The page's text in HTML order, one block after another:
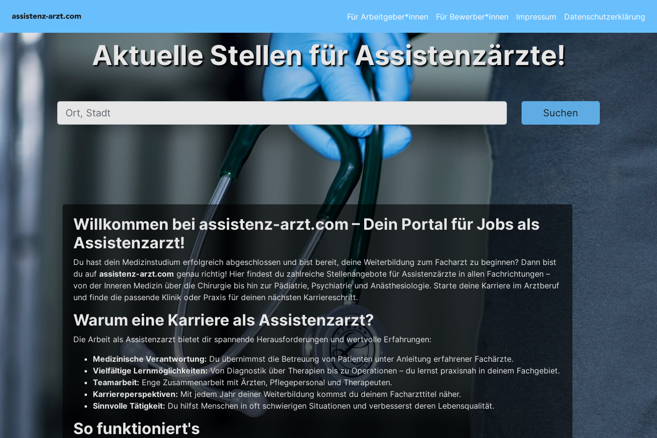
Für Arbeitgeber*innen Für Bewerber*innen Impressum Datenschutzerklärung
Aktuelle Stellen für Assistenzärzte!
Ort, Stadt Suchen
Willkommen bei assistenz-arzt.com – Dein Portal für Jobs als
Assistenzarzt!
Du hast dein Medizinstudium erfolgreich abgeschlossen und bist bereit, deine Weiterbildung zum Facharzt zu beginnen? Dann bist
du aufassistenz-arzt.com genau richtig! Hier findest du zahlreiche Stellenangebote für Assistenzärzte in allen Fachrichtungen –
von der Inneren Medizin über die Chirurgie bis hin zur Pädiatrie, Psychiatrie und Anästhesiologie. Starte deine Karriere im Arztberuf
und finde die passende Klinik oder Praxis für deinen nächsten Karriereschritt.
Warum eine Karriere als Assistenzarzt?
Die Arbeit als Assistenzarzt bietet dir spannende Herausforderungen und wertvolle Erfahrungen:
Medizinische Verantwortung: Du übernimmst die Betreuung von Patienten unter Anleitung erfahrener Fachärzte.
Vielfältige Lernmöglichkeiten:Von Diagnostik über Therapien bis zu Operationen – du lernst praxisnah in deinem Fachgebiet.
Teamarbeit: Enge Zusammenarbeit mit Ärzten, Pflegepersonal und Therapeuten.
Karriereperspektiven: Mit jedem Jahr deiner Weiterbildung kommst du deinem Facharzttitel näher.
Sinnvolle Tätigkeit: Du hilfst Menschen in oft schwierigen Situationen und verbesserst deren Lebensqualität.
So funktioniert's